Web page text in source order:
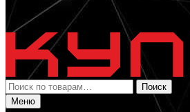
Искать:
Поиск
Меню